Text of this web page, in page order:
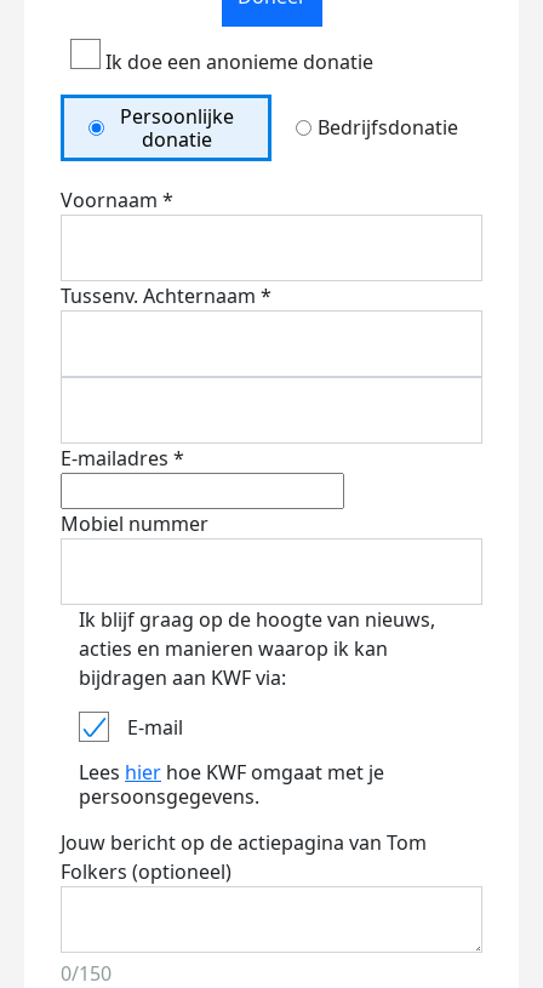
Ik doe een anonieme donatie
Persoonlijke
donatie
Bedrijfsdonatie
Voornaam *
Tussenv. Achternaam *
E-mailadres *
Mobiel nummer
Ik blijf graag op de hoogte van nieuws,
acties en manieren waarop ik kan
bijdragen aan KWF via:
E-mail
Lees hier hoe KWF omgaat met je
persoonsgegevens.
Jouw bericht op de actiepagina van Tom
Folkers (optioneel)
0/150